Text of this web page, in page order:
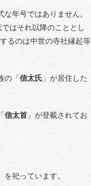
年号ではありません。
はそれ以降のこととし
るのは中世の寺社縁起等
の「信太氏 」が居住した
信太首 」が登載されてお
」を祀っています。